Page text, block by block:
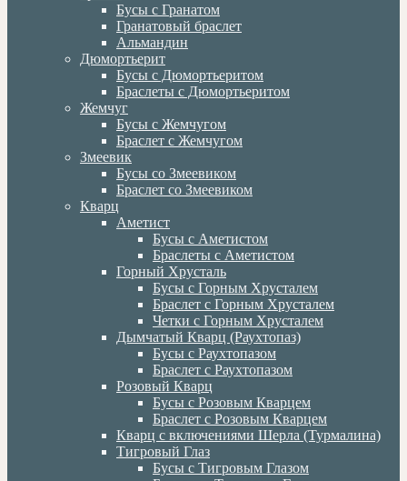
Бусы с Гранатом
Гранатовый браслет
Альмандин
Дюмортьерит
Бусы с Дюмортьеритом
Браслеты с Дюмортьеритом
Жемчуг
Бусы с Жемчугом
Браслет с Жемчугом
Змеевик
Бусы со Змеевиком
Браслет со Змеевиком
Кварц
Аметист
Бусы с Аметистом
Браслеты с Аметистом
Горный Хрусталь
Бусы с Горным Хрусталем
Браслет с Горным Хрусталем
Четки с Горным Хрусталем
Дымчатый Кварц (Раухтопаз)
Бусы с Раухтопазом
Браслет с Раухтопазом
Розовый Кварц
Бусы с Розовым Кварцем
Браслет с Розовым Кварцем
Кварц с включениями Шерла (Турмалина)
Тигровый Глаз
Бусы с Тигровым Глазом